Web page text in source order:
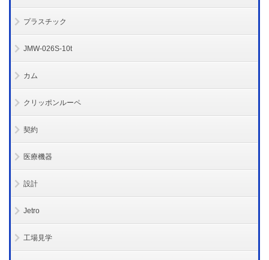
プラスチック
JMW-026S-10t
カム
クリッポンルーペ
契約
医療機器
設計
Jetro
工場見学